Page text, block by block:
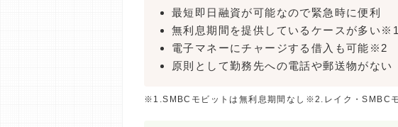
最短即日融資が可能なので緊急時に便利
無利息期間を提供しているケースが多い※1
電子マネーにチャージする借入も可能※2
原則として勤務先への電話や郵送物がない
※1.SMBCモビットは無利息期間なし※2.レイク・SMBC